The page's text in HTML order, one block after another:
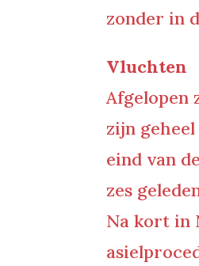
zonder in
Vluchten
Afgelopen
zijn
eind van
zes
Na kort in